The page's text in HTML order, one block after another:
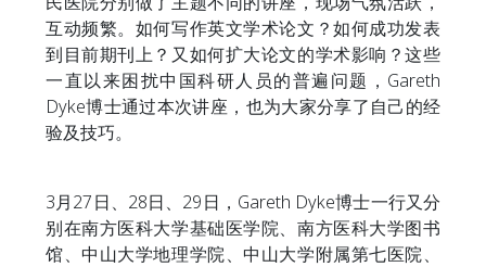
互动频繁。如何写作英文学术论文？如何成功发表
到目前期刊上？又如何扩大论文的学术影响？这些
一直以来困扰中国科研人员的普遍问题，Gareth
Dyke博士通过本次讲座，也为大家分享了自己的经
验及技巧。
3月27日、28日、29日，Gareth Dyke博士一行又分
别在南方医科大学基础医学院、南方医科大学图书
馆、中山大学地理学院、中山大学附属第七医院、